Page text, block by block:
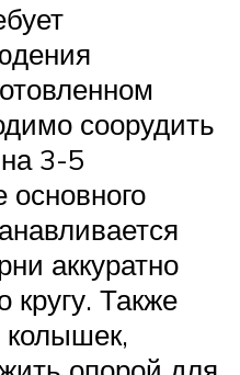
соорудить
3-5
аккуратно
кругу. Также
колышек,